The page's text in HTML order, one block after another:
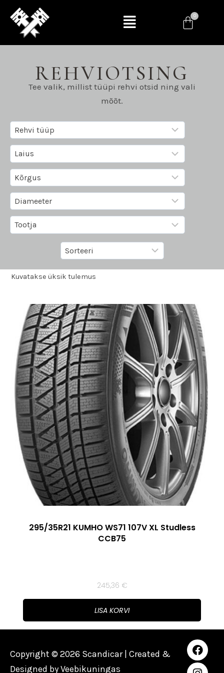
REHVIOTSING
Tee valik, millist tüüpi rehvi otsid ning vali
mõõt.
Kuvatakse üksik tulemus
295/35R21 KUMHO WS71 107V XL Studless
CCB75
245,36 €
LISA KORVI
Copyright © 2026 Scandicar | Created &
Designed byVeebikuningas